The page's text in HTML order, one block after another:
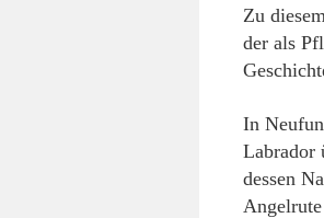
Zu
der als
In
Labrador
dessen